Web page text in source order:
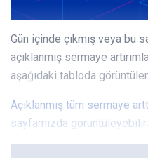
Gün içinde çıkmış veya bu
açıklanmış sermaye
aşağıdaki tabloda
Açıklanmış tüm sermaye
sayfamızda